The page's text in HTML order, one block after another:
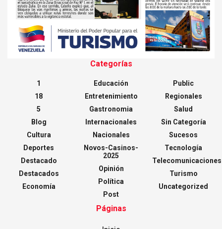
Categorías
1
18
5
Blog
Cultura
Deportes
Destacado
Destacados
Economía
Educación
Entretenimiento
Gastronomia
Internacionales
Nacionales
Novos-Casinos-
2025
Opinión
Política
Post
Public
Regionales
Salud
Sin Categoría
Sucesos
Tecnología
Telecomunicaciones
Turismo
Uncategorized
Páginas